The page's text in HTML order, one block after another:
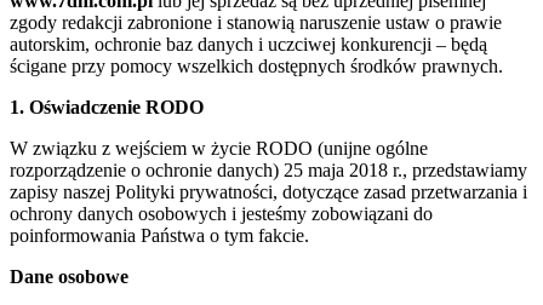
zgody redakcji zabronione i stanowią naruszenie ustaw o prawie
autorskim, ochronie baz danych i uczciwej konkurencji – będą
ścigane przy pomocy wszelkich dostępnych środków prawnych.
1. Oświadczenie RODO
W związku z wejściem w życie RODO (unijne ogólne
rozporządzenie o ochronie danych) 25 maja 2018 r., przedstawiamy
zapisy naszej Polityki prywatności, dotyczące zasad przetwarzania i
ochrony danych osobowych i jesteśmy zobowiązani do
poinformowania Państwa o tym fakcie.
Dane osobowe